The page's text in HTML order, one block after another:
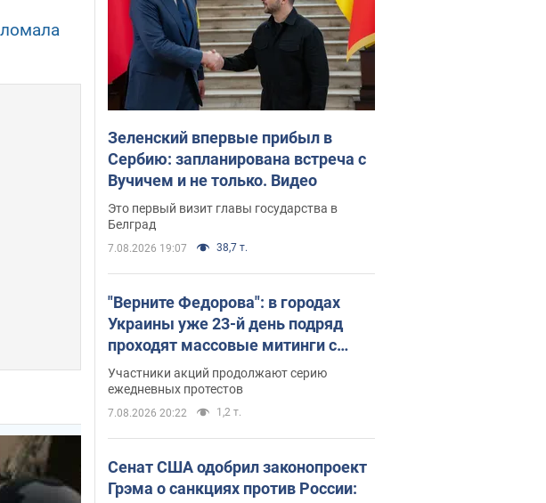
Зеленский впервые прибыл в
Сербию: запланирована встреча с
Вучичем и не только. Видео
Это первый визит главы государства в
Белград
7.08.2026 19:07 38,7 т.
"Верните Федорова": в городах
Украины уже 23-й день подряд
проходят массовые митинги с
плакатами. Фото и видео
Участники акций продолжают серию
ежедневных протестов
7.08.2026 20:22 1,2 т.
Сенат США одобрил законопроект
Грэма о санкциях против России: